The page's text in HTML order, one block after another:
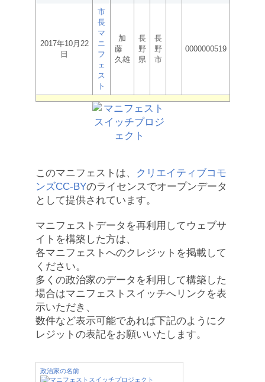
2017年10月22
日
市
長
マ
ニ
フ
ェ
ス
ト
加
藤
久雄
長
野
県
長
野
市
0000000519
このマニフェストは、
クリエイティブコモ
ンズCC-BYのライセンスでオープンデータ
として提供されています。
マニフェストデータを再利用してウェブサ
イトを構築した方は、
各マニフェストへのクレジットを掲載して
ください。
多くの政治家のデータを利用して構築した
場合はマニフェストスイッチへリンクを表
示いただき、
数件など表示可能であれば下記のようにク
レジットの表記をお願いいたします。
政治家の名前